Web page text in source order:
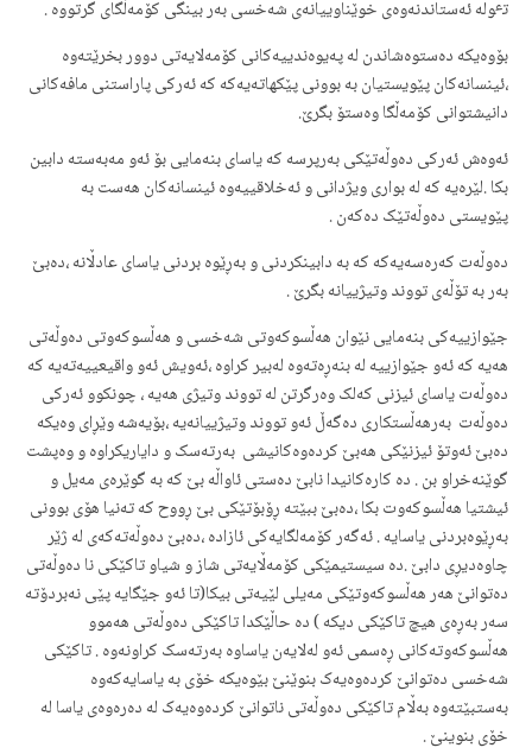
تٶلە ئەستاندنەوەی خوێناوییانەی شەخسی بەر بینگی کۆمەڵگای گرتووە .
بۆوەیکە دەستوەشاندن لە پەیوەندییەکانی کۆمەلایەتی دوور بخرێتەوە
،ئینسانەکان پێویستیان بە بوونی پێکهاتەیەکە کە ئەرکی پاراستنی مافەکانی
دانیشتوانی کۆمەڵگا وەستۆ بگرێ.
ئەوەش ئەرکی دەوڵەتێکی بەرپرسە کە یاسای بنەمایی بۆ ئەو مەبەستە دابین
بکا .لێرەیە کە لە بواری ویژدانی و ئەخلاقییەوە ئینسانەکان هەست بە
پێویستی دەوڵەتێک دەکەن .
دەوڵەت کەرەسەیەکە کە بە دابینکردنی و بەڕێوە بردنی یاسای عادڵانە ،دەبێ
بەر بە تۆڵەی تووند وتیژییانە بگرێ .
جێوازییەکی بنەمایی نێوان هەڵسوکەوتی شەخسی و هەڵسوکەوتی دەوڵەتی
هەیە کە ئەو جێوازییە لە بنەڕەتەوە لەبیر کراوە ،ئەویش ئەو واقیعییەتەیە کە
دەوڵەت یاسای ئیزنی کەلک وەرگرتن لە تووند وتیژی هەیە ، چونکوو ئەرکی
دەوڵەت بەرهەڵستکاری دەگەڵ ئەو تووند وتیژییانەیە ،بۆیەشە وێڕای وەیکە
دەبێ ئەوتۆ ئیزنێکی هەبێ کردەوەکانیشی بەرتەسک و دایاریکراوە و وەپشت
گوێنەخراو بن . دە کارەکانیدا نابێ دەستی ئاواڵە بێ کە بە گوێرەی مەیل و
ئیشتیا هەڵسوکەوت بکا ،دەبێ ببێتە ڕۆبۆتێکی بێ ڕووح کە تەنیا هۆی بوونی
بەڕێوەبردنی یاسایە . ئەگەر کۆمەلگایەکی ئازادە ،دەبێ دەوڵەتەکەی لە ژێر
چاوەدیڕی دابێ .دە سیستیمێکی کۆمەڵایەتی شاز و شیاو تاکێکی نا دەوڵەتی
دەتوانێ هەر هەڵسوکەوتێکی مەیلی لێیەتی بیکا(تا ئەو جێگایە پێی نەبردۆتە
سەر بەڕەی هیچ تاکێکی دیکە ) دە حاڵێکدا تاکێکی دەوڵەتی هەموو
هەڵسوکەوتەکانی ڕەسمی ئەو لەلایەن یاساوە بەرتەسک کراونەوە . تاکێکی
شەخسی دەتوانێ کردەوەیەک بنوێنێ بێوەیکە خۆی بە یاسایەکەوە
بەستبێتەوە بەڵام تاکێکی دەوڵەتی ناتوانێ کردەوەیەک لە دەرەوەی یاسا لە
خۆی بنوینێ .